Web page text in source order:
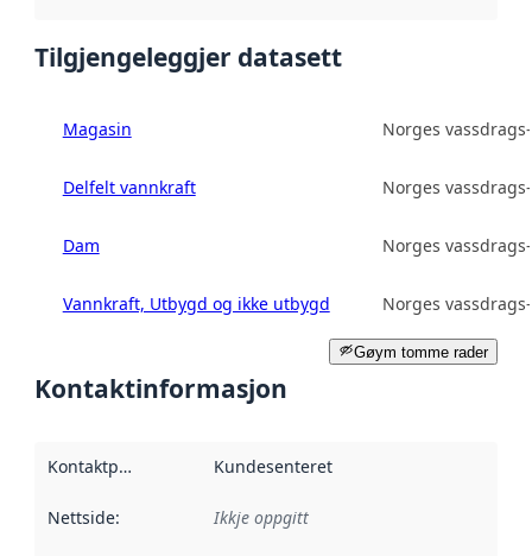
Tilgjengeleggjer datasett
Magasin Norges
Delfelt vannkraft Norges
Dam Norges
Vannkraft, Utbygd og ikke utbygd Norges
Gøym tomme rader
Kontaktinformasjon
Kontaktpunkt Kundesenteret
Nettside: Ikkje oppgitt